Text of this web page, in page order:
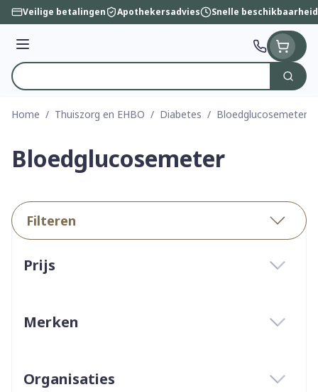
Ga naar de inhoud
Veilige betalingen Apothekersadvies Snelle beschikbaarheid
Menu
Product, merk, categorie...
Zoek
Home / Thuiszorg en EHBO / Diabetes / Bloedglucosemeter
Bloedglucosemeter
Filteren
Prijs
Merken
Organisaties